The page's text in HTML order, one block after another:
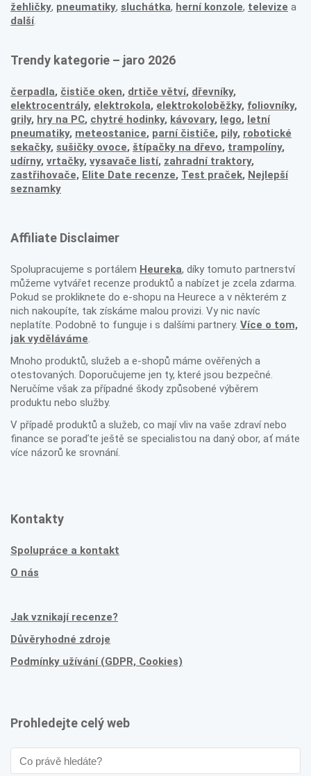
žehličky, pneumatiky, sluchátka, herní konzole, televize a
další.
Trendy kategorie – jaro 2026
čerpadla, čističe oken, drtiče větví, dřevníky,
elektrocentrály, elektrokola, elektrokoloběžky, foliovníky,
grily, hry na PC, chytré hodinky, kávovary, lego, letní
pneumatiky, meteostanice, parní čističe, pily, robotické
sekačky, sušičky ovoce, štípačky na dřevo, trampolíny,
udírny, vrtačky, vysavače listí, zahradní traktory,
zastřihovače, Elite Date recenze, Test praček, Nejlepší
seznamky
Affiliate Disclaimer
Spolupracujeme s portálem Heureka, díky tomuto partnerství
můžeme vytvářet recenze produktů a nabízet je zcela zdarma.
Pokud se prokliknete do e-shopu na Heurece a v některém z
nich nakoupíte, tak získáme malou provizi. Vy nic navíc
neplatíte. Podobně to funguje i s dalšími partnery. Více o tom,
jak vyděláváme.
Mnoho produktů, služeb a e-shopů máme ověřených a
otestovaných. Doporučujeme jen ty, které jsou bezpečné.
Neručíme však za případné škody způsobené výběrem
produktu nebo služby.
V případě produktů a služeb, co mají vliv na vaše zdraví nebo
finance se poraďte ještě se specialistou na daný obor, ať máte
více názorů ke srovnání.
Kontakty
Spolupráce a kontakt
O nás
Jak vznikají recenze?
Důvěryhodné zdroje
Podmínky užívání (GDPR, Cookies)
Prohledejte celý web